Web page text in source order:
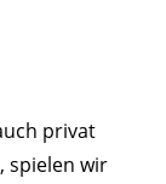
privat
spielen wir